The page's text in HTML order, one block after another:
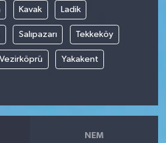
Kavak Ladik
Salıpazarı Tekkeköy
Vezirköprü Yakakent
NEM